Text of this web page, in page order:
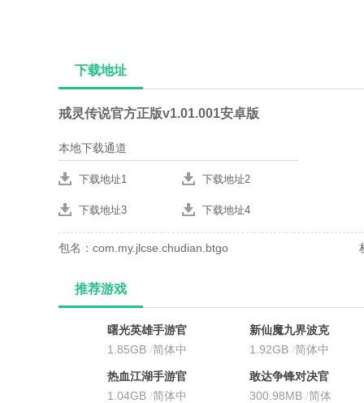
下载地址
戒灵传说官方正版v1.01.001安卓版
本地下载通道
下载地址1 下载地址2
下载地址3 下载地址4
包名：com.my.jlcse.chudian.btgo
推荐游戏
曙光英雄手游官
方最新版
1.85GB /简体中
文
新仙魔九界波克
城市官方正版
1.92GB /简体中
文
热血江湖手游官
方正版
1.04GB /简体中
敢达争锋对决官
服
300.98MB /简体